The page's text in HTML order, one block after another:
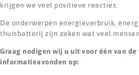
krijgen we veel positieve reacties.
De onderwerpen energieverbruik,
thuisbatterij zijn zaken wat veel
Graag nodigen wij u uit voor één van de
informatieavonden op: